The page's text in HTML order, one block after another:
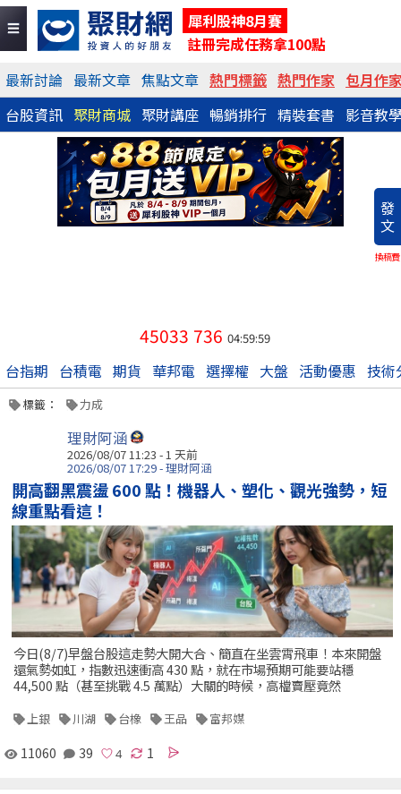
犀利股神8月賽
註冊完成任務拿100點
最新討論 最新文章 焦點文章 熱門標籤 熱門作家 包月作
台股資訊 聚財商城 聚財講座 暢銷排行 精裝套書 影音教
發
文
換稿費
45033 736 04:59:59
台指期 台積電 期貨 華邦電 選擇權 大盤 活動優惠 技術
標籤： 力成
理財阿涵
2026/08/07 11:23 - 1 天前
2026/08/07 17:29 - 理財阿涵
開高翻黑震盪 600 點！機器人、塑化、觀光強勢，短
線重點看這！
今日(8/7)早盤台股這走勢大開大合、簡直在坐雲霄飛車！本來開盤
還氣勢如虹，指數迅速衝高 430 點，就在市場預期可能要站穩
44,500 點（甚至挑戰 4.5 萬點）大關的時候，高檔賣壓竟然
上銀 川湖 台橡 王品 富邦媒
11060 39 1